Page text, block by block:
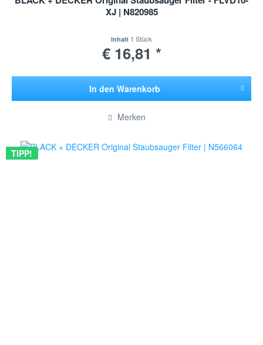
XJ | N820985
Inhalt 1 Stück
€ 16,81 *
In den Warenkorb
Hinzugefügt
Merken
TIPP!